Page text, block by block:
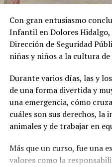
Con gran entusiasmo
Infantil en Dolores Hidalgo,
Dirección de Seguridad
niñas y niños a la cultura
Durante varios días, las y
de una forma divertida y
una emergencia, cómo
cuáles son sus derechos, la
animales y de trabajar en
Más que un curso, fue una
valores como la